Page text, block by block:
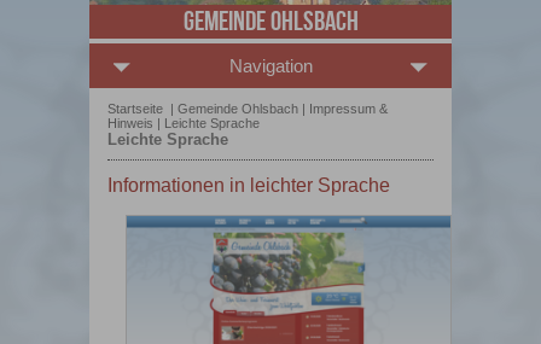
Gemeinde Ohlsbach
Navigation
Startseite | Gemeinde Ohlsbach | Impressum &
Hinweis | Leichte Sprache
Leichte Sprache
Informationen in leichter Sprache